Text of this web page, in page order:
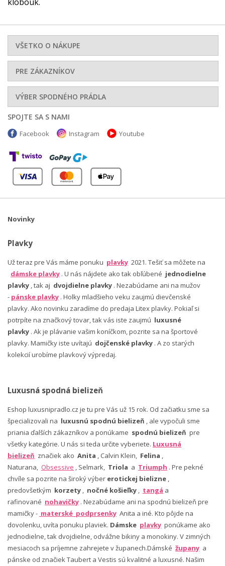
VŠETKO O NÁKUPE
PRE ZÁKAZNÍKOV
VÝBER SPODNÉHO PRÁDLA
SPOJTE SA S NAMI
Facebook Instagram Youtube
Novinky
Plavky
Už teraz pre Vás máme ponuku plavky 2021. Tešiť sa môžete na
dámske plavky . U nás nájdete ako tak obľúbené jednodielne
plavky , tak aj dvojdielne plavky . Nezabúdame ani na mužov
- pánske plavky . Holky mladšieho veku zaujmú dievčenské
plavky. Ako novinku zaradíme do predaja Litex plavky. Pokiaľ si
potrpíte na značkový tovar, tak vás iste zaujmú luxusné
plavky . Ak je plávanie vašim koníčkom, pozrite sa na športové
plavky. Mamičky iste uvítajú dojčenské plavky . A zo starých
kolekcií urobíme plavkový výpredaj.
Luxusná spodná bielizeň
Eshop luxusnipradlo.cz je tu pre Vás už 15 rok. Od začiatku sme sa
špecializovali na luxusnú spodnú bielizeň , ale vypočuli sme
priania ďalších zákazníkov a ponúkame spodnú bielizeň pre
všetky kategórie. U nás si teda určite vyberiete. Luxusná
bielizeň značiek ako Anita , Calvin Klein, Felina ,
Naturana, Obsessive , Selmark, Triola a Triumph . Pre pekné
chvíle sa pozrite na široký výber erotickej bielizne ,
predovšetkým korzety , nočné košieľky , tangá a
rafinované nohavičky . Nezabúdame ani na spodnú bielizeň pre
mamičky - materské podprsenky Anita a iné. Kto pôjde na
dovolenku, uvíta ponuku plaviek. Dámske plavky ponúkame ako
jednodielne, tak dvojdielne, odvážne bikiny a monokiny. V zimných
mesiacoch sa príjemne zahrejete v županech.Dámské župany a
pánske od značiek Taubert a Vestis sú kvalitné a luxusné. Našim